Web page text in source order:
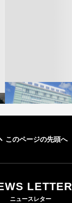
FASHION
このページの先頭へ
LETTER
ニュースレター